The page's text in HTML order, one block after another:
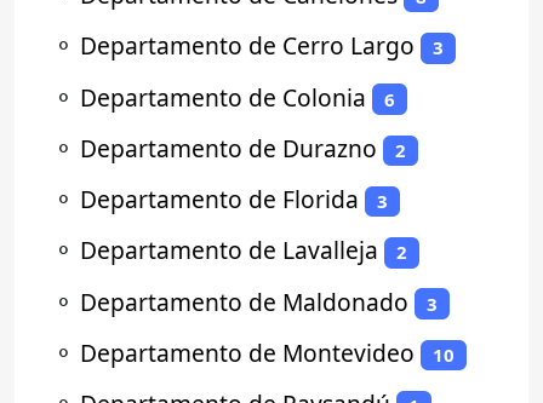
⚬ Departamento de Cerro Largo 3
⚬ Departamento de Colonia 6
⚬ Departamento de Durazno 2
⚬ Departamento de Florida 3
⚬ Departamento de Lavalleja 2
⚬ Departamento de Maldonado 3
⚬ Departamento de Montevideo 10